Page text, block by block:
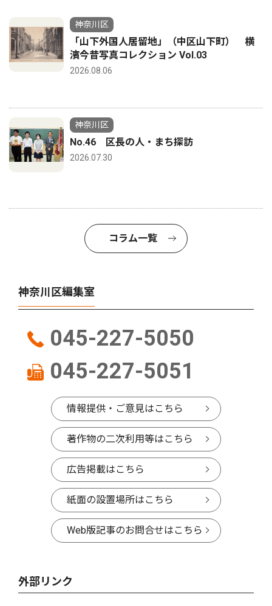
神奈川区
「山下外国人居留地」（中区山下町） 横
濱今昔写真コレクション Vol.03
2026.08.06
神奈川区
No.46 区長の人・まち探訪
2026.07.30
コラム一覧
神奈川区編集室
045-227-5050
045-227-5051
情報提供・ご意見はこちら
著作物の二次利用等はこちら
広告掲載はこちら
紙面の設置場所はこちら
Web版記事のお問合せはこちら
外部リンク